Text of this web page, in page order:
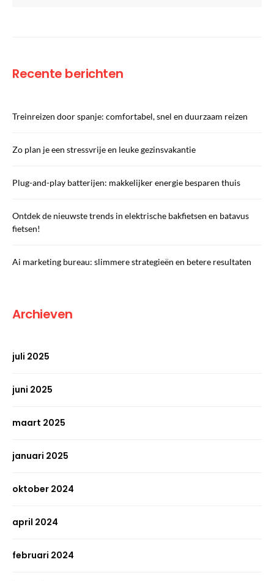
Recente berichten
Treinreizen door spanje: comfortabel, snel en duurzaam reizen
Zo plan je een stressvrije en leuke gezinsvakantie
Plug-and-play batterijen: makkelijker energie besparen thuis
Ontdek de nieuwste trends in elektrische bakfietsen en batavus
fietsen!
Ai marketing bureau: slimmere strategieën en betere resultaten
Archieven
juli 2025
juni 2025
maart 2025
januari 2025
oktober 2024
april 2024
februari 2024